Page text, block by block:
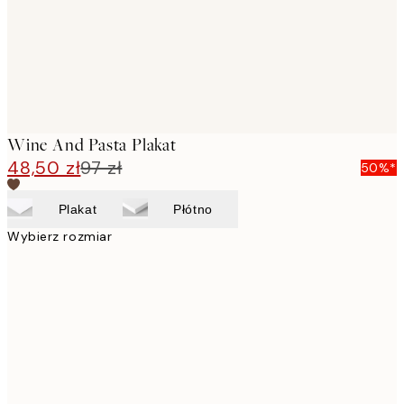
Wine And Pasta Plakat
48,50 zł97 zł 50%*
Plakat Płótno
Wybierz rozmiar